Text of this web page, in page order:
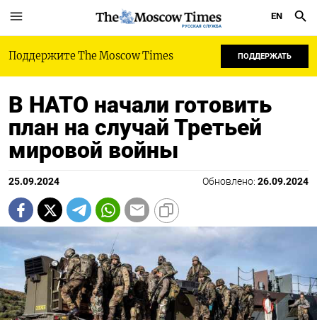
РУССКАЯ СЛУЖБА
EN
Поддержите The Moscow Times ПОДДЕРЖАТЬ
В НАТО начали готовить
план на случай Третьей
мировой войны
25.09.2024 Обновлено: 26.09.2024